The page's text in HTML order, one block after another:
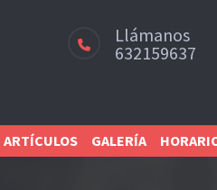
Llámanos
632159637
ARTÍCULOS GALERÍA